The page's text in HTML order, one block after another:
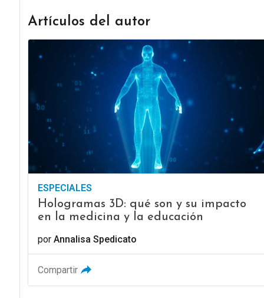
Artículos del autor
ESPECIALES
Hologramas 3D: qué son y su impacto
en la medicina y la educación
por Annalisa Spedicato
Compartir